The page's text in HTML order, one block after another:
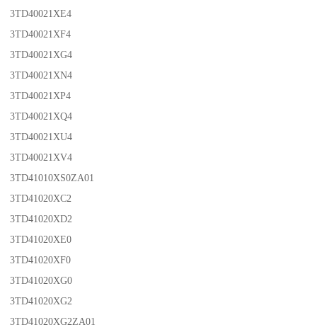
3TD40021XE4
3TD40021XF4
3TD40021XG4
3TD40021XN4
3TD40021XP4
3TD40021XQ4
3TD40021XU4
3TD40021XV4
3TD41010XS0ZA01
3TD41020XC2
3TD41020XD2
3TD41020XE0
3TD41020XF0
3TD41020XG0
3TD41020XG2
3TD41020XG2ZA01